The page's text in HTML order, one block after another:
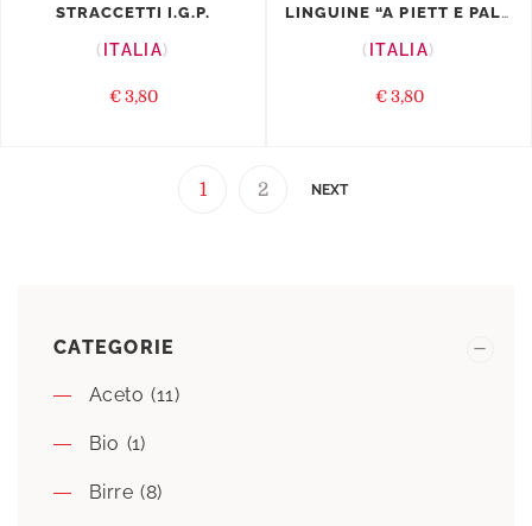
CATEGORIE
Aceto (11)
Bio (1)
Birre (8)
STRACCETTI I.G.P.
ITALIA
€ 3,80
LINGUINE “A PIETT E PALUMM...
ITALIA
€ 3,80
1 2 NEXT